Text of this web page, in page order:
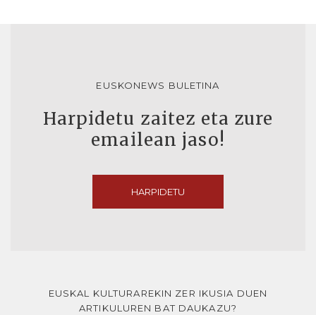
EUSKONEWS BULETINA
Harpidetu zaitez eta zure
emailean jaso!
HARPIDETU
EUSKAL KULTURAREKIN ZER IKUSIA DUEN
ARTIKULUREN BAT DAUKAZU?